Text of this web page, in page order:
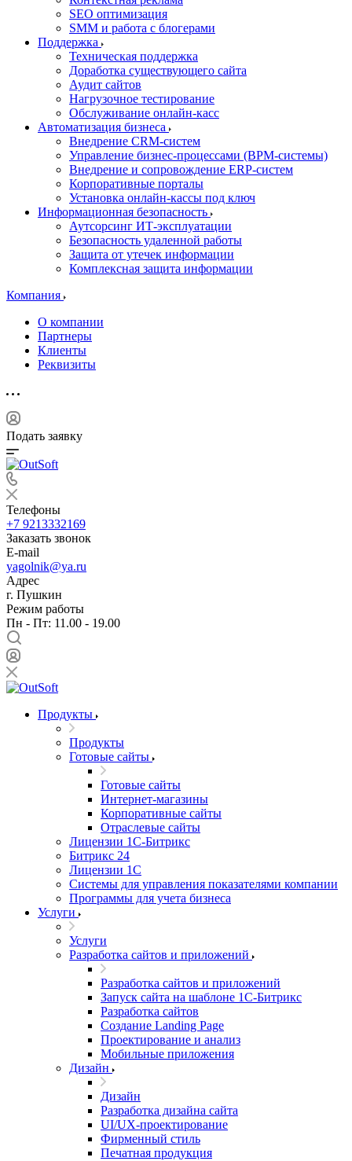
SEO оптимизация
SMM и работа с блогерами
Поддержка
Техническая поддержка
Доработка существующего сайта
Аудит сайтов
Нагрузочное тестирование
Обслуживание онлайн-касс
Автоматизация бизнеса
Внедрение CRM-систем
Управление бизнес-процессами (BPM-системы)
Внедрение и сопровождение ERP-систем
Корпоративные порталы
Установка онлайн-кассы под ключ
Информационная безопасность
Аутсорсинг ИТ-эксплуатации
Безопасность удаленной работы
Защита от утечек информации
Комплексная защита информации
Компания
О компании
Партнеры
Клиенты
Реквизиты
Подать заявку
Телефоны
+7 9213332169
Заказать звонок
E-mail
yagolnik@ya.ru
Адрес
г. Пушкин
Режим работы
Пн - Пт: 11.00 - 19.00
Продукты
Продукты
Готовые сайты
Готовые сайты
Интернет-магазины
Корпоративные сайты
Отраслевые сайты
Лицензии 1С-Битрикс
Битрикс 24
Лицензии 1С
Системы для управления показателями компании
Программы для учета бизнеса
Услуги
Услуги
Разработка сайтов и приложений
Разработка сайтов и приложений
Запуск сайта на шаблоне 1С-Битрикс
Разработка сайтов
Создание Landing Page
Проектирование и анализ
Мобильные приложения
Дизайн
Дизайн
Разработка дизайна сайта
UI/UX-проектирование
Фирменный стиль
Печатная продукция